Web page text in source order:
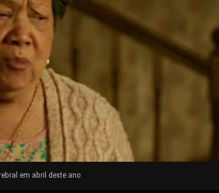
em abril deste ano